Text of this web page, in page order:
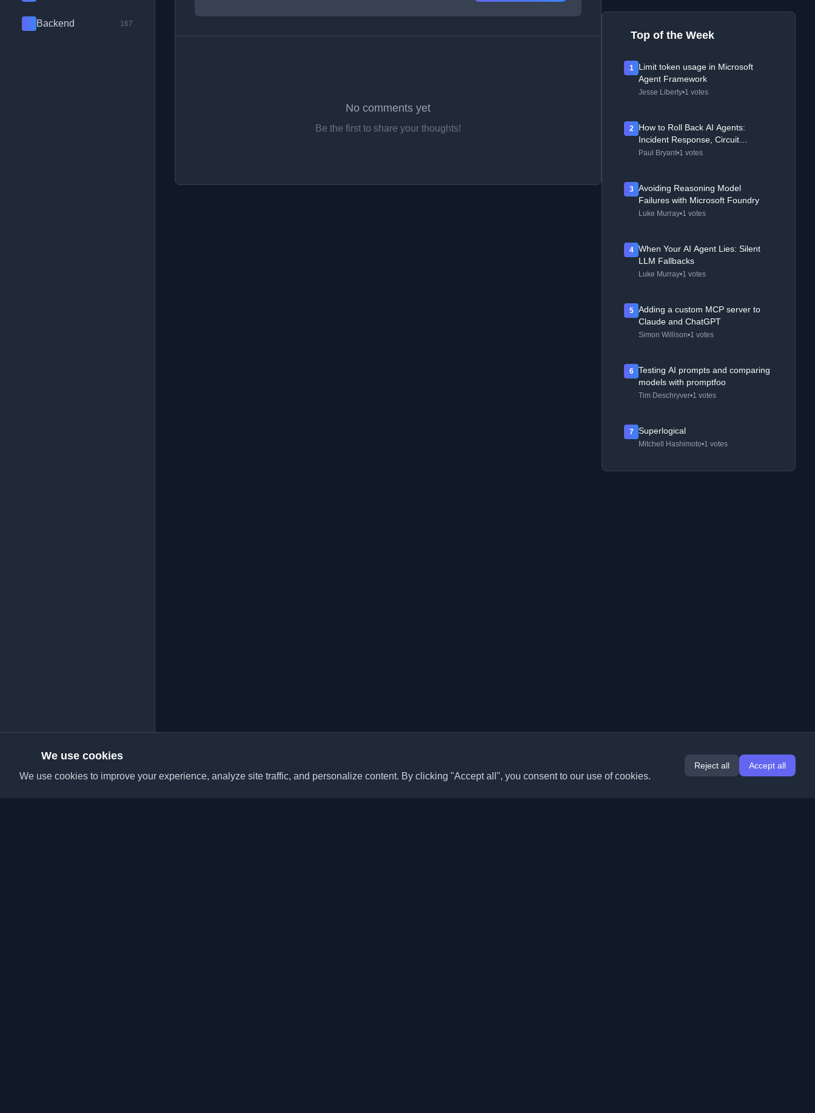
Backend 167
No comments yet
Be the first to share your thoughts!
Top of the Week
1
Limit token usage in Microsoft
Agent Framework
Jesse Liberty•1 votes
2
How to Roll Back AI Agents:
Incident Response, Circuit
Breakers, and Recovery Patterns
Paul Bryant•1 votes
3
Avoiding Reasoning Model
Failures with Microsoft Foundry
Luke Murray•1 votes
4
When Your AI Agent Lies: Silent
LLM Fallbacks
Luke Murray•1 votes
5
Adding a custom MCP server to
Claude and ChatGPT
Simon Willison•1 votes
6
Testing AI prompts and comparing
models with promptfoo
Tim Deschryver•1 votes
7 Superlogical
Mitchell Hashimoto•1 votes
We use cookies
We use cookies to improve your experience, analyze site traffic, and personalize content. By clicking "Accept all", you consent to our use of cookies.
Reject all Accept all